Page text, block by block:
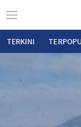
TERKINI